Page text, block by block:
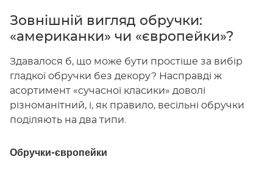
Зовнішній вигляд обручки:
«американки» чи «європейки»?
Здавалося б, що може бути простіше за вибір
гладкої обручки без декору? Насправді ж
асортимент «сучасної класики» доволі
різноманітний, і, як правило, весільні обручки
поділяють на два типи.
Обручки-європейки